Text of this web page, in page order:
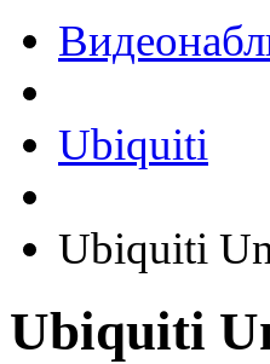
Ubiquiti
Ubiquiti
Ubiquiti